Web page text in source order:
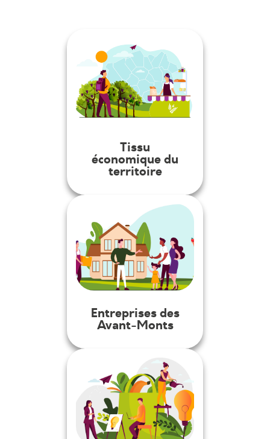
Tissu
économique du
territoire
Entreprises des
Avant-Monts